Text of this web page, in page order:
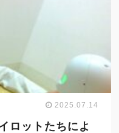
2025.07.14
ロットたちによ